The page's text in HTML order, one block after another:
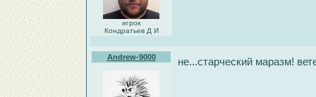
игрок
Кондратьев Д И
Andrew-9000 не...старческий маразм!